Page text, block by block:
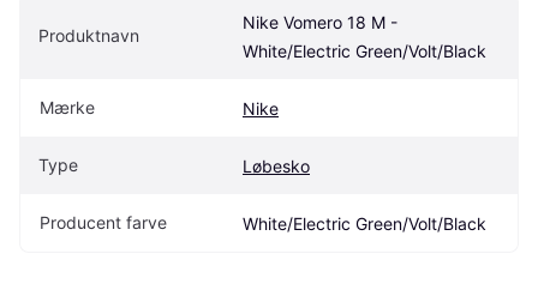
Produktnavn
Nike Vomero 18 M -
White/Electric Green/Volt/Black
Mærke Nike
Type Løbesko
Producent farve White/Electric Green/Volt/Black